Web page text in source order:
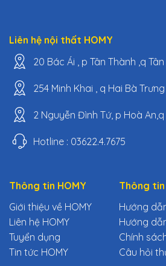
Liên hệ nội thất HOMY
20 Bác Ái , p Tân Thành ,q Tân
254 Minh Khai , q Hai Bà
2 Nguyễn Đình Tứ, p Hoà
Hotline : 03622.4.7675
Thông tin HOMY
Giới thiệu về HOMY
Liên hệ HOMY
Tuyển dụng
Tin tức HOMY
Thông
Hướng
Hướng
Chính
Câu hỏi